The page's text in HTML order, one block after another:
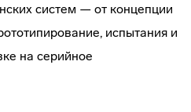
систем — от концепции
испытания и
на серийное